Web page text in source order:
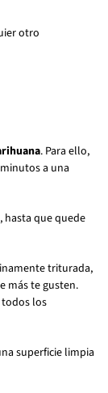
otro
. Para ello,
a una
hasta que quede
triturada,
más te gusten.
los
superficie limpia